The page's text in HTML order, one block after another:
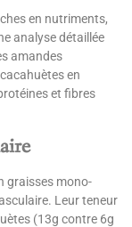
en nutriments,
analyse détaillée
amandes
en
et fibres
graisses mono-
Leur teneur
(13g contre 6g